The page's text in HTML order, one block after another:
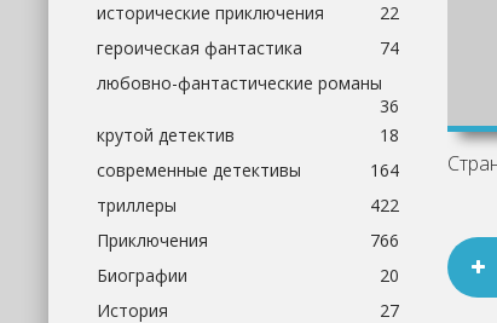
исторические приключения
22
героическая фантастика
74
любовно-фантастические романы
36
крутой детектив
18
современные детективы
164
триллеры
422
Приключения
766
Биографии
20
История
27